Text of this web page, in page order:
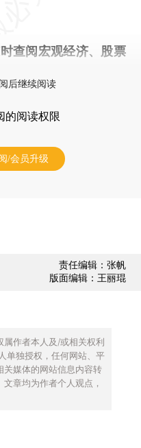
时查阅宏观经济、股票
后继续阅读
的阅读权限
/会员升级
责任编辑：张帆
版面编辑：王丽琨
作者本人及/或相关权利
单独授权，任何网站、平
媒体的网站信息内容转
章均为作者个人观点，